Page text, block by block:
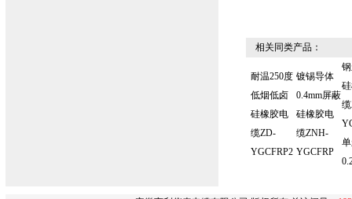
相关同类产品：
耐温250度
低烟低卤
硅橡胶电
缆ZD-
YGCFRP2
镀锡导体
0.4mm屏蔽
硅橡胶电
缆ZNH-
YGCFRP